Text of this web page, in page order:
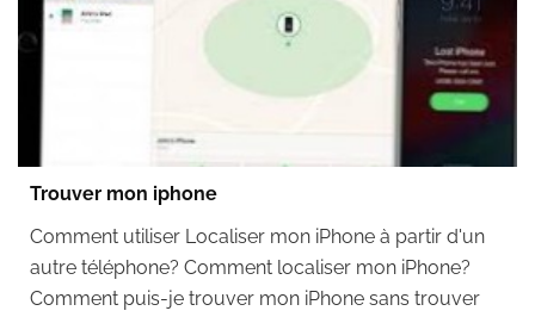
Trouver mon iphone
Comment utiliser Localiser mon iPhone à partir d'un
autre téléphone? Comment localiser mon iPhone?
Comment puis-je trouver mon iPhone sans trouver